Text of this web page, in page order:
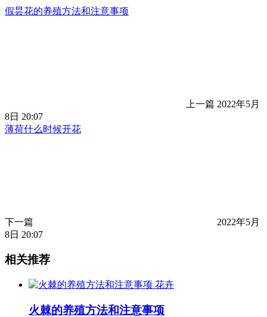
假昙花的养殖方法和注意事项
上一篇 2022年5月
8日 20:07
薄荷什么时候开花
下一篇
2022年5月
8日 20:07
相关推荐
花卉
火棘的养殖方法和注意事项